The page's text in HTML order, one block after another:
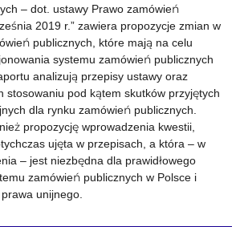
– dot. ustawy Prawo zamówień
2019 r.” zawiera propozycje zmian w
publicznych, które mają na celu
systemu zamówień publicznych
analizują przepisy ustawy oraz
stosowaniu pod kątem skutków przyjętych
dla rynku zamówień publicznych.
propozycję wprowadzenia kwestii,
ujęta w przepisach, a która – w
– jest niezbędna dla prawidłowego
zamówień publicznych w Polsce i
unijnego.